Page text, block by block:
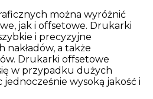
można wyróżnić
jak i offsetowe. Drukarki
i precyzyjne
a także
Drukarki offsetowe
w przypadku dużych
jednocześnie wysoką jakość i